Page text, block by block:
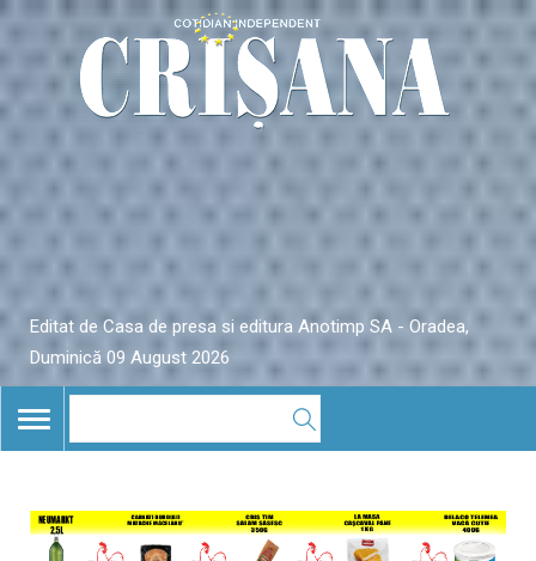
Editat de Casa de presa si editura Anotimp SA - Oradea,
Duminică 09 August 2026
TOGGLE
NAVIGATION